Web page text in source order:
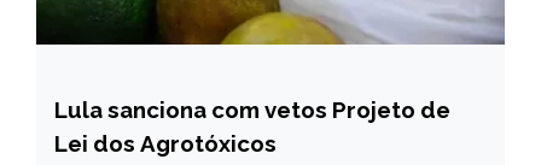
BRASIL
CAPELINHA
Lula sanciona com vetos Projeto de
Lei dos Agrotóxicos